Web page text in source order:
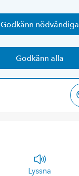
Godkänn nödvändiga
Godkänn alla
Lyssna